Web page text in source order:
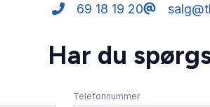
69 18 19 20
Har du
Telefonnummer